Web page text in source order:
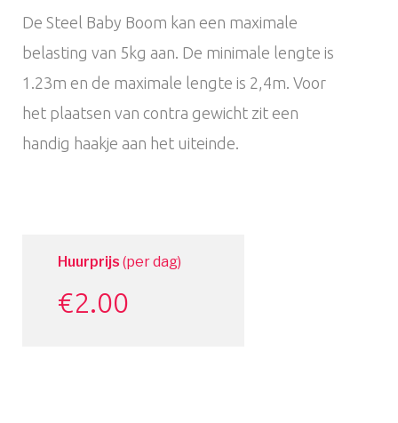
De Steel Baby Boom kan een maximale
belasting van 5kg aan. De minimale lengte is
1.23m en de maximale lengte is 2,4m. Voor
het plaatsen van contra gewicht zit een
handig haakje aan het uiteinde.
Huurprijs (per dag)
€2.00